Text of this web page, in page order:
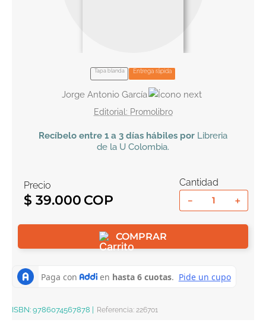
Tapa blanda Entrega rápida
Jorge Antonio García
Promolibro
Recíbelo entre 1 a 3 días hábiles por Libreria
de la U Colombia.
Precio
$ 39.000
Cantidad
＋
－
COMPRAR
ISBN: 9786074567878 Referencia: 226701